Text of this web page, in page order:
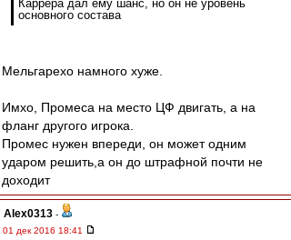
Каррера дал ему шанс, но он не уровень
основного состава
Мельгарехо намного хуже.
Имхо, Промеса на место ЦФ двигать, а на
фланг другого игрока.
Промес нужен впереди, он может одним
ударом решить,а он до штрафной почти не
доходит
Alex0313 -
01 дек 2016 18:41